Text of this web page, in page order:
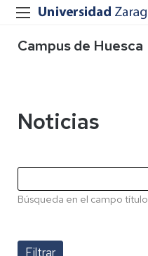
Campus de Huesca
Noticias
Búsqueda en el campo título